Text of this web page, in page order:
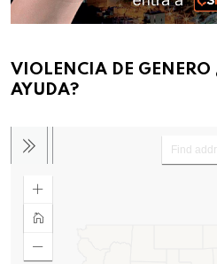
VIOLENCIA DE GENERO
AYUDA?